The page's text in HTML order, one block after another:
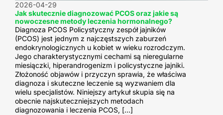
Jak skutecznie diagnozować PCOS oraz jakie są
nowoczesne metody leczenia hormonalnego?
2026-04-29
Diagnoza PCOS Policystyczny zespół jajników
(PCOS) jest jednym z najczęstszych zaburzeń
endokrynologicznych u kobiet w wieku rozrodczym.
Jego charakterystycznymi cechami są nieregularne
miesiączki, hiperandrogenizm i policystyczne jajniki.
Złożoność objawów i przyczyn sprawia, że właściwa
diagnoza i skuteczne leczenie są wyzwaniem dla
wielu specjalistów. Niniejszy artykuł skupia się na
obecnie najskuteczniejszych metodach
diagnozowania i leczenia PCOS, […]